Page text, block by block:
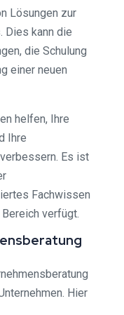
Lösungen zur
Dies kann die
die Schulung
einer neuen
helfen, Ihre
Ihre
Es ist
Fachwissen
verfügt.
Hier